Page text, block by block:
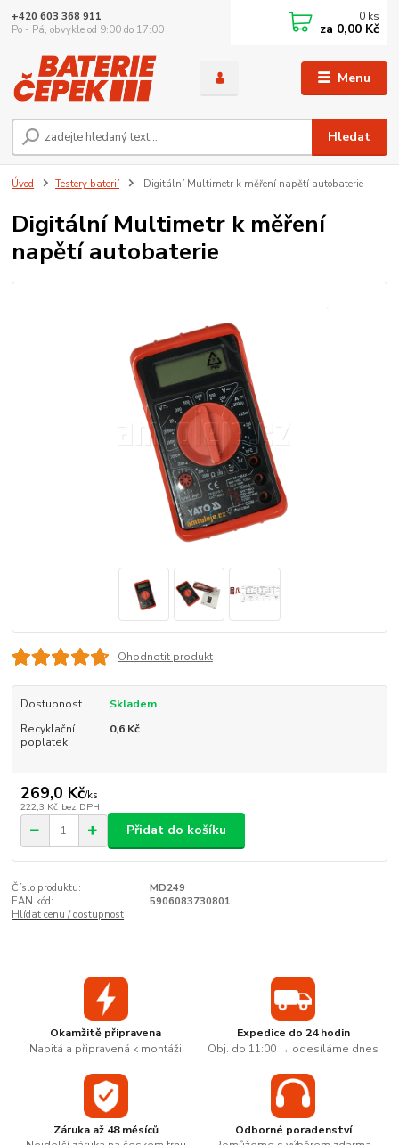
Menu
Hledat
+420 603 368 911
Po - Pá, obvykle od 9:00 do 17:00
0 ks
za 0,00 Kč
Úvod Testery baterií Digitální Multimetr k měření napětí autobaterie
Digitální Multimetr k měření
napětí autobaterie
Ohodnotit produkt
Dostupnost
Skladem
Recyklační
poplatek
0,6 Kč
269,0 Kč/ks
222,3 Kč bez DPH
Přidat do košíku
Číslo produktu:
MD249
EAN kód:
5906083730801
Hlídat cenu / dostupnost
Okamžitě připravena
Nabitá a připravená k montáži
Expedice do 24 hodin
Obj. do 11:00 → odesíláme dnes
Záruka až 48 měsíců
Odborné poradenství